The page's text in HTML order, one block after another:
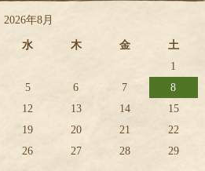
2026年8月
水 木 金
土
1
5 6 7
8
12 13 14
15
19 20 21
22
26 27 28
29